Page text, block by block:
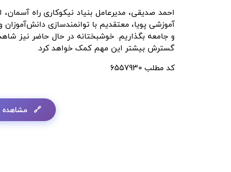
احمد صدیقی، مدیرعامل بنیاد نیکوکاری راه
آموزشی پویا، معتقدیم با توانمندسازی
و جامعه بگذاریم. خوشبختانه در حال حاضر نیز
گسترش بیشتر این مهم کمک خواهد کرد.
کد مطلب 6557930
مشاهده